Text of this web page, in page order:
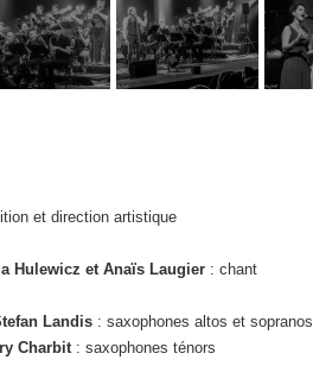
et direction artistique
Hulewicz et Anaïs Laugier : chant
Landis : saxophones altos et sopranos
Charbit : saxophones ténors